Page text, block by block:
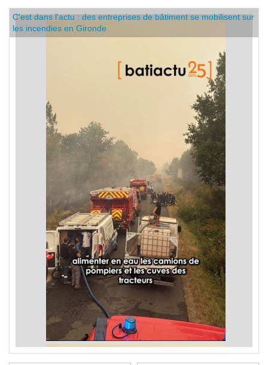
C'est dans l'actu : des entreprises de bâtiment se mobilisent sur
les incendies en Gironde